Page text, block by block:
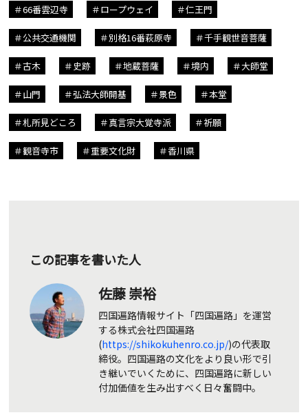
66番雲辺寺 ロープウェイ 仁王門
公共交通機関 別格16番萩原寺 千手観世音菩薩
古木 史跡 地蔵菩薩 境内 大師堂
山門 弘法大師開基 景色 本堂
札所見どころ 真言宗大覚寺派 祈願
観音寺市 重要文化財 香川県
この記事を書いた人
佐藤 崇裕
四国遍路情報サイト「四国遍路」を運営
する株式会社四国遍路
(https://shikokuhenro.co.jp/)の代表取
締役。四国遍路の文化をより良い形で引
き継いでいくために、四国遍路に新しい
付加価値を生み出すべく日々奮闘中。